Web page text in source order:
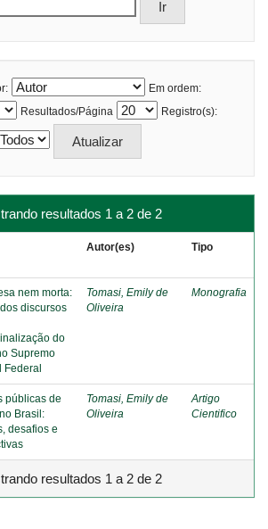
Em ordem:
Resultados/Página
Registro(s):
resultados 1 a 2 de 2
Autor(es) Tipo
nem morta:
discursos
do
Supremo
Federal
Tomasi, Emily de
Oliveira
Monografia
públicas de
Brasil:
desafios e
Tomasi, Emily de
Oliveira
Artigo
Cientifico
resultados 1 a 2 de 2